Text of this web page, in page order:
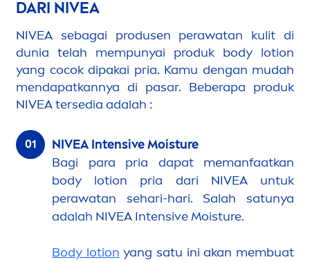
DARI NIVEA
NIVEA sebagai produsen perawatan kulit di
dunia telah mempunyai produk body lotion
yang cocok dipakai pria. Kamu dengan mudah
mendapatkannya di pasar. Beberapa produk
NIVEAtersedia adalah :
NIVEA Intensive Moisture
Bagi para pria dapat memanfaatkan
body lotion pria dari NIVEAuntuk
perawatan sehari-hari. Salah satunya
adalah NIVEA Intensive Moisture.
Body lotion yang satu ini akan membuat